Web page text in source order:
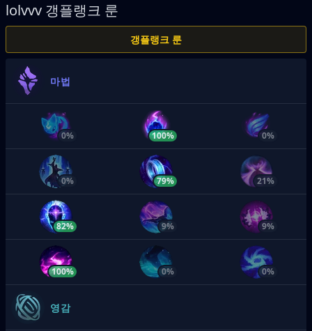
lolvvv 갱플랭크 룬
갱플랭크 룬
마법
0% 100% 0%
0% 79% 21%
82% 9% 9%
100% 0% 0%
영감